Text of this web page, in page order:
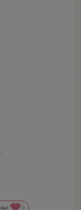
。
め、本番用に購
0